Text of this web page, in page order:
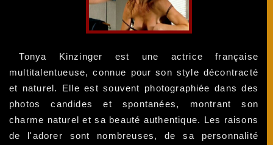
Tonya Kinzinger est une actrice française
multitalentueuse, connue pour son style décontracté
et naturel. Elle est souvent photographiée dans des
photos candides et spontanées, montrant son
charme naturel et sa beauté authentique. Les raisons
de l'adorer sont nombreuses, de sa personnalité